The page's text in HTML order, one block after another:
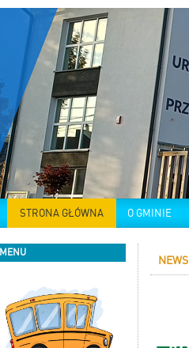
STRONA GŁÓWNA O GMINIE
MENU
NEWS